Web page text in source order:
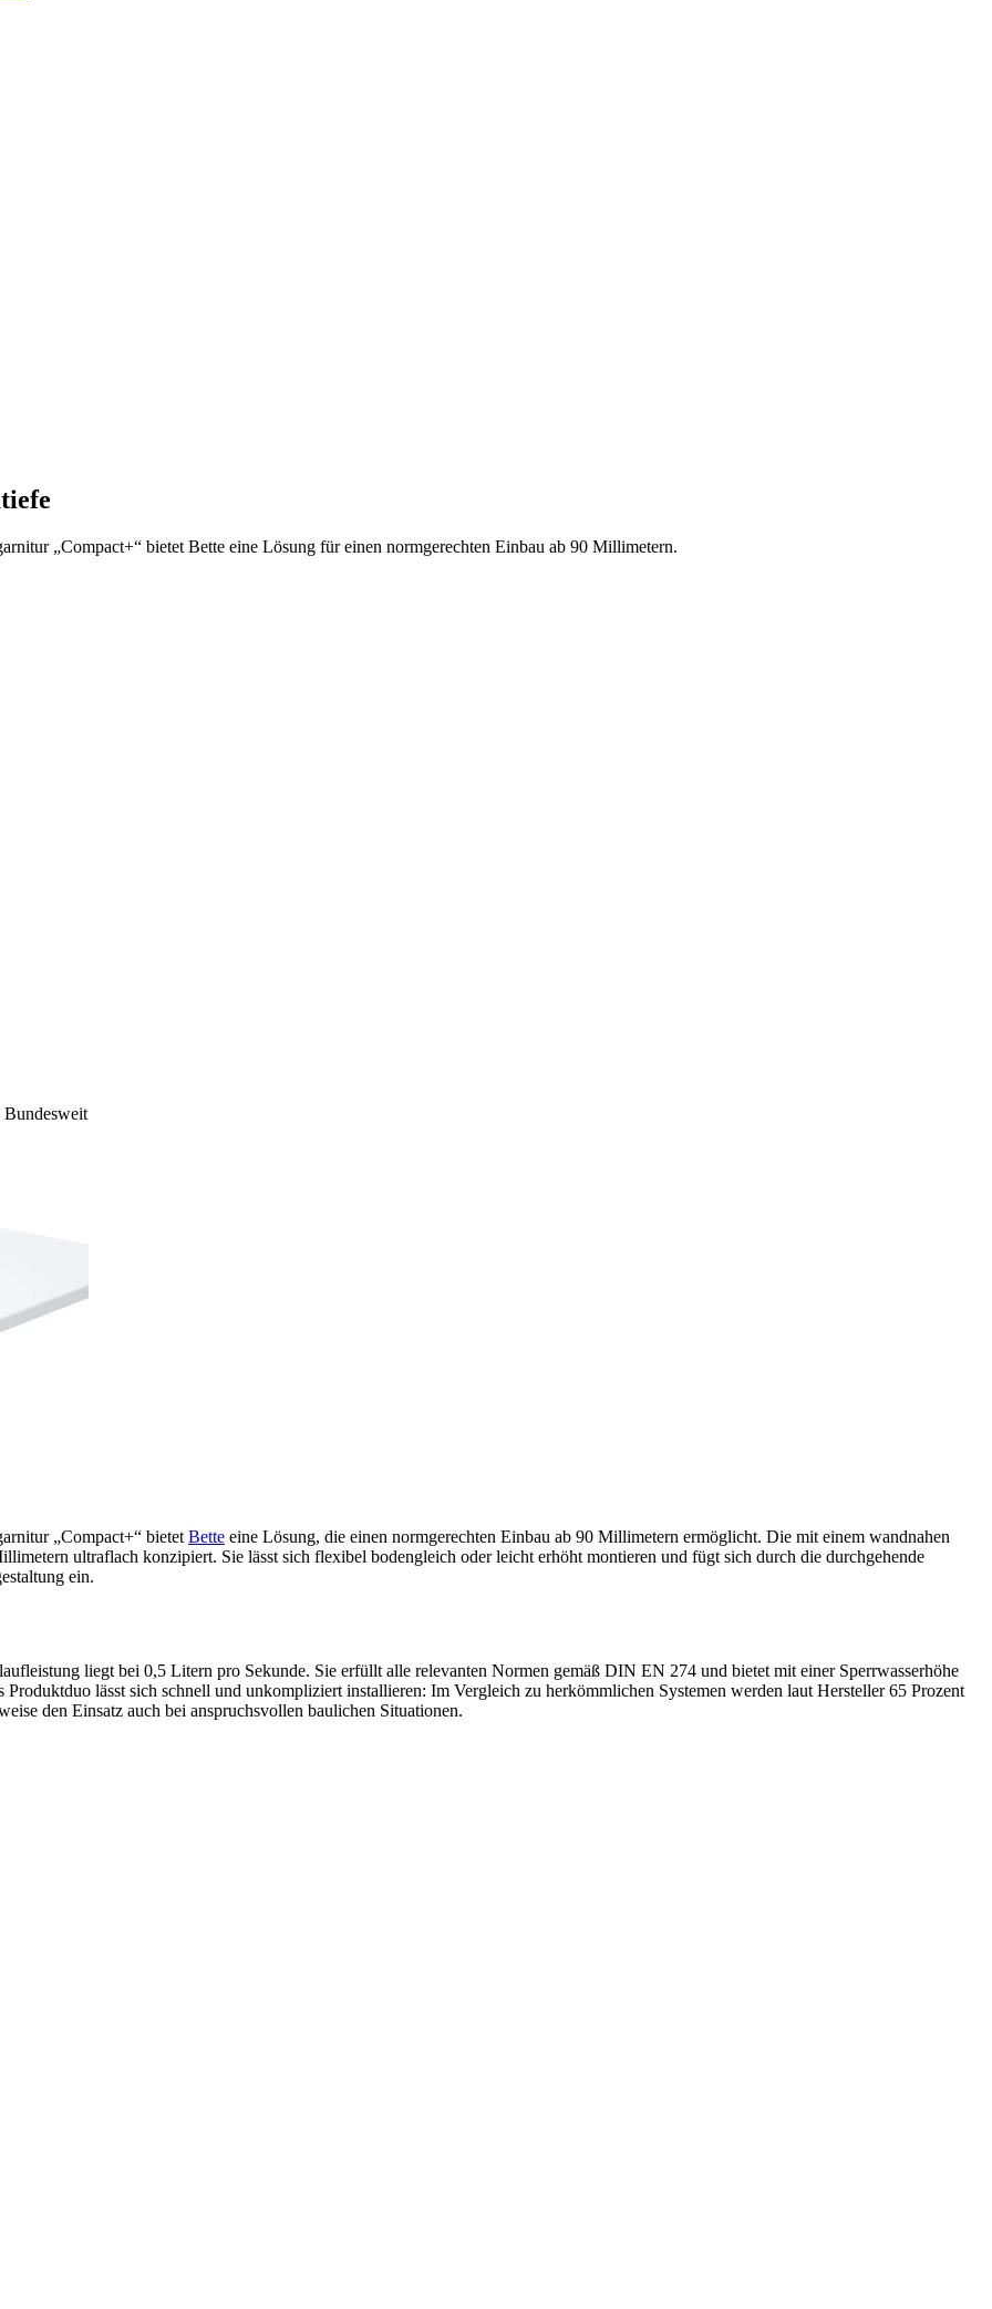
„Compact+“ bietet Bette eine Lösung für einen normgerechten Einbau ab 90 Millimetern.
Bundesweit
„Compact+“ bietet Bette eine Lösung, die einen normgerechten Einbau ab 90 Millimetern ermöglicht. Die mit einem wandnahen
ultraflach konzipiert. Sie lässt sich flexibel bodengleich oder leicht erhöht montieren und fügt sich durch die durchgehende
ein.
liegt bei 0,5 Litern pro Sekunde. Sie erfüllt alle relevanten Normen gemäß DIN EN 274 und bietet mit einer Sperrwasserhöhe
lässt sich schnell und unkompliziert installieren: Im Vergleich zu herkömmlichen Systemen werden laut Hersteller 65 Prozent
den Einsatz auch bei anspruchsvollen baulichen Situationen.